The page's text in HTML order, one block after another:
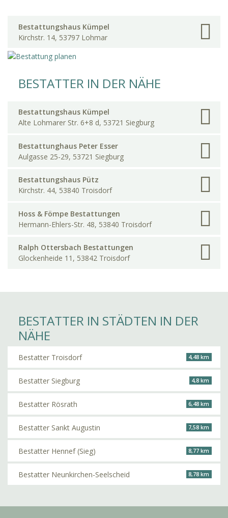
Bestattungshaus Kümpel
Kirchstr. 14, 53797 Lohmar
BESTATTER IN DER NÄHE
Bestattungshaus Kümpel
Alte Lohmarer Str. 6+8 d, 53721 Siegburg
Bestattunghaus Peter Esser
Aulgasse 25-29, 53721 Siegburg
Bestattungshaus Pütz
Kirchstr. 44, 53840 Troisdorf
Hoss & Fömpe Bestattungen
Hermann-Ehlers-Str. 48, 53840 Troisdorf
Ralph Ottersbach Bestattungen
Glockenheide 11, 53842 Troisdorf
BESTATTER IN STÄDTEN IN DER
NÄHE
Bestatter Troisdorf 4,48 km
Bestatter Siegburg 4,8 km
Bestatter Rösrath 6,48 km
Bestatter Sankt Augustin 7,58 km
Bestatter Hennef (Sieg) 8,77 km
Bestatter Neunkirchen-Seelscheid 8,78 km